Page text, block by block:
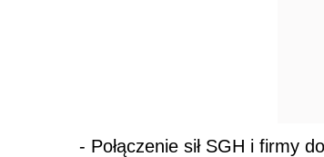
- Połączenie sił SGH i firmy